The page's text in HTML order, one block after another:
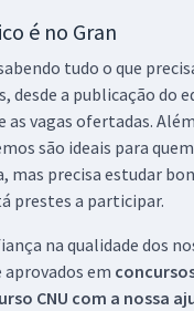
é no Gran
tudo o que
desde a publicação do
vagas ofertadas.
são ideais para
mas precisa estudar
prestes a participar.
na qualidade dos
em
CNU com a nossa